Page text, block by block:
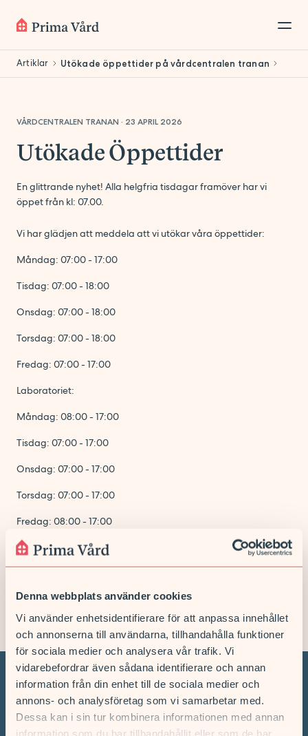
Denna webbplats använder cookies
Vi använder enhetsidentifierare för att anpassa innehållet
och annonserna till användarna, tillhandahålla funktioner
för sociala medier och analysera vår trafik. Vi
vidarebefordrar även sådana identifierare och annan
information från din enhet till de sociala medier och
annons- och analysföretag som vi samarbetar med.
Dessa kan i sin tur kombinera informationen med annan
information som du har tillhandahållit eller som de har
Artiklar Utökade öppettider på vårdcentralen tranan
VÅRDCENTRALEN TRANAN · 23 APRIL 2026
Utökade Öppettider
En glittrande nyhet! Alla helgfria tisdagar framöver har vi
öppet från kl: 07.00.
Vi har glädjen att meddela att vi utökar våra öppettider:
Måndag: 07:00 - 17:00
Tisdag: 07:00 - 18:00
Onsdag: 07:00 - 18:00
Torsdag: 07:00 - 18:00
Fredag: 07:00 - 17:00
Laboratoriet:
Måndag: 08:00 - 17:00
Tisdag: 07:00 - 17:00
Onsdag: 07:00 - 17:00
Torsdag: 07:00 - 17:00
Fredag: 08:00 - 17:00
Välkomna!
Vi hjälper dig när du